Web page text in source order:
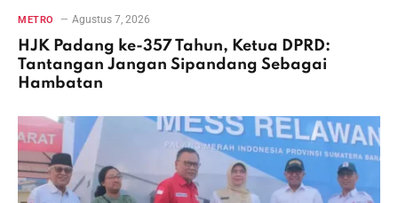
METRO Agustus 7, 2026
HJK Padang ke-357 Tahun, Ketua DPRD:
Tantangan Jangan Sipandang Sebagai
Hambatan